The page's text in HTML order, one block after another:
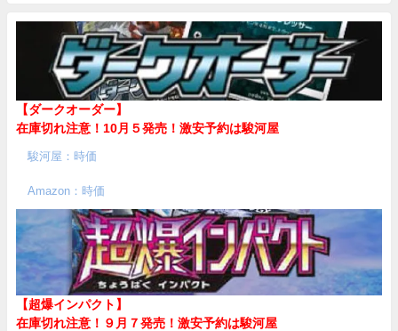
【ダークオーダー】
在庫切れ注意！10月５発売！ 激安予約は駿河屋
駿河屋：時価
Amazon：時価
【超爆インパクト】
在庫切れ注意！９月７発売！ 激安予約は駿河屋